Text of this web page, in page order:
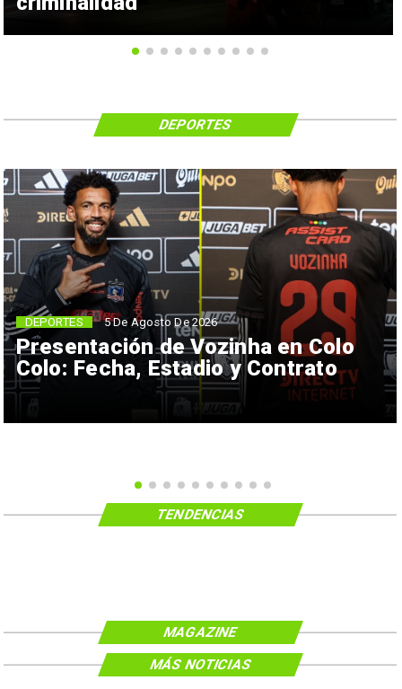
Presentación de Vozinha en Colo
Colo: Fecha, Estadio y Contrato
DEPORTES 5 De Agosto De 2026
DEPORTES
TENDENCIAS
MAGAZINE
MÁS NOTICIAS